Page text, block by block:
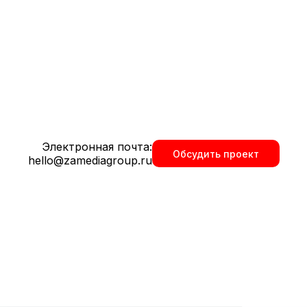
Электронная почта:
hello@zamediagroup.ru
Обсудить проект
и лучшие практики.